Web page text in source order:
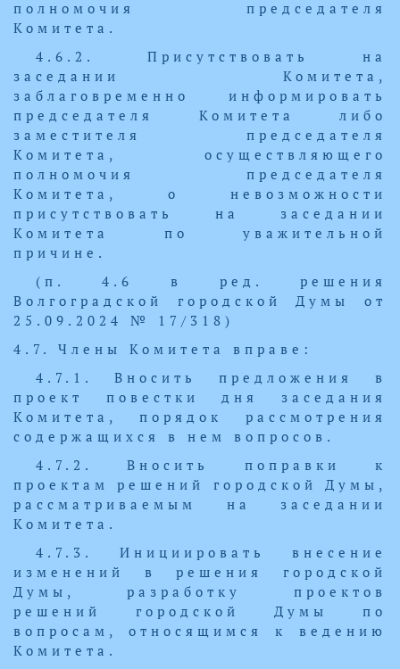
полномочия председателя
Комитета.
4.6.2. Присутствовать на
заседании Комитета,
заблаговременно информировать
председателя Комитета либо
заместителя председателя
Комитета, осуществляющего
полномочия председателя
Комитета, о невозможности
присутствовать на заседании
Комитета по уважительной
причине.
(п. 4.6 в ред. решения
Волгоградской городской Думы от
25.09.2024 № 17/318)
4.7. Члены Комитета вправе:
4.7.1. Вносить предложения в
проект повестки дня заседания
Комитета, порядок рассмотрения
содержащихся в нем вопросов.
4.7.2. Вносить поправки к
проектам решений городской Думы,
рассматриваемым на заседании
Комитета.
4.7.3. Инициировать внесение
изменений в решения городской
Думы, разработку проектов
решений городской Думы по
вопросам, относящимся к ведению
Комитета.